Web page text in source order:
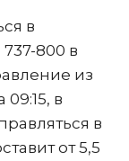
в
800 в
из
в
в
от 5,5